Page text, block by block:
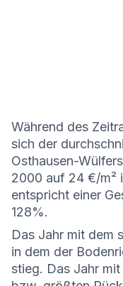
Während des
sich der
Osthausen-
2000 auf 24 €/m²
entspricht einer
128%.
Das Jahr mit dem
in dem der
stieg. Das Jahr